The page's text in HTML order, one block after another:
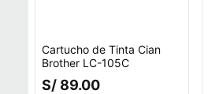
Cartucho de Tinta Cian
Brother LC-105C
S/ 89.00